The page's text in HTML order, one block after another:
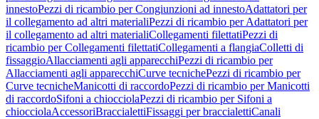
innestoPezzi di ricambio per Congiunzioni ad innestoAdattatori per
il collegamento ad altri materialiPezzi di ricambio per Adattatori per
il collegamento ad altri materialiCollegamenti filettatiPezzi di
ricambio per Collegamenti filettatiCollegamenti a flangiaColletti di
fissaggioAllacciamenti agli apparecchiPezzi di ricambio per
Allacciamenti agli apparecchiCurve tecnichePezzi di ricambio per
Curve tecnicheManicotti di raccordoPezzi di ricambio per Manicotti
di raccordoSifoni a chiocciolaPezzi di ricambio per Sifoni a
chiocciolaAccessoriBraccialettiFissaggi per braccialettiCanali